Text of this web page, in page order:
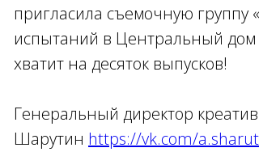
пригласила съемочную группу
испытаний в Центральный дом
хватит на десяток выпусков!
Генеральный директор
Шарутин https://vk.com/